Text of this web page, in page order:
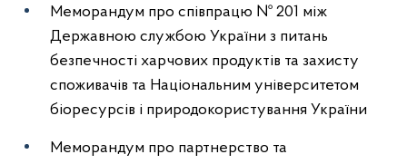
Меморандум про співпрацю № 201 між
Державною службою України з питань
безпечності харчових продуктів та захисту
споживачів та Національним університетом
біоресурсів і природокористування України
Меморандум про партнерство та